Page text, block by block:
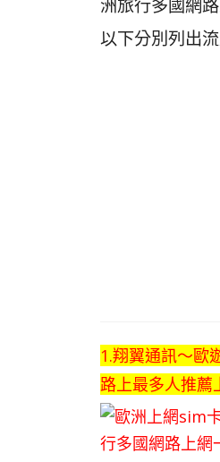
以下分別列出
1.翔翼通訊～歐
路上最多人推薦